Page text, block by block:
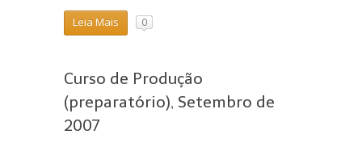
Leia Mais 0
Curso de Produção
(preparatório), Setembro de
2007